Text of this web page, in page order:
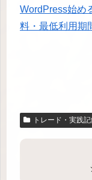
WordPress始
料・最低利用期
トレード・実践